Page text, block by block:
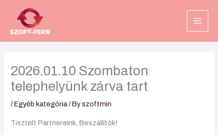
content
2026.01.10 Szombaton
telephelyünk zárva tart
/Egyéb kategória/ Byszoftmin
Tisztelt Partnereink, Beszállítók!